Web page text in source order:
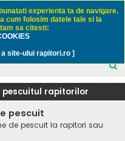
sportiv
C
ă
pescuitul rapitorilor
pescuit
de pescuit la rapitori sau
experienta ta de navigare.
cum folosim datele tale si la
sa citesti:
site-ului rapitori.ro ]